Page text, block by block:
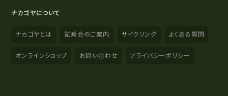
ナカゴヤについて
ナカゴヤとは 試乗会のご案内 サイクリング よくある質問
オンラインショップ お問い合わせ プライバシーポリシー